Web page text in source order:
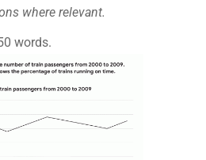
where relevant.
words.